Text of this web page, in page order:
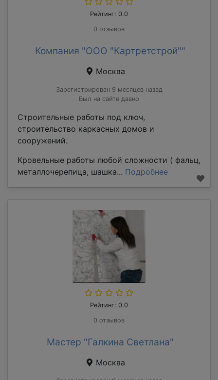
Рейтинг: 0.0
0 отзывов
Компания "ООО "Картретстрой""
Москва
Зарегистрирован 9 месяцев назад
Был на сайте давно
Строительные работы под ключ,
строительство каркасных домов и
сооружений.
Кровельные работы любой сложности ( фальц,
металлочерепица, шашка... Подробнее
Рейтинг: 0.0
0 отзывов
Мастер "Галкина Светлана"
Москва